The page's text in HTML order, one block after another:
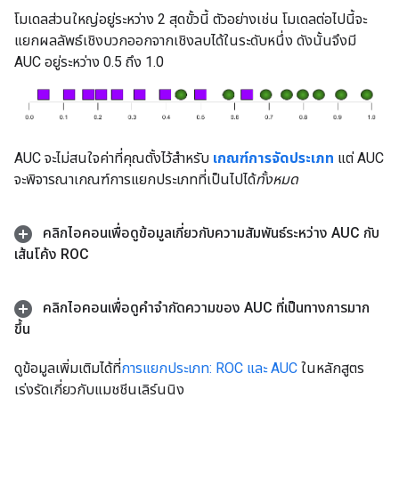
โมเดลส่วนใหญ่อยู่ระหว่าง 2 สุดขั้วนี้ ตัวอย่างเช่น โมเดลต่อไปนี้จะ
แยกผลลัพธ์เชิงบวกออกจากเชิงลบได้ในระดับหนึ่ง ดังนั้นจึงมี
AUC อยู่ระหว่าง 0.5 ถึง 1.0
AUC จะไม่สนใจค่าที่คุณตั้งไว้สำหรับ เกณฑ์การจัดประเภท แต่ AUC
จะพิจารณาเกณฑ์การแยกประเภทที่เป็นไปได้ทั้งหมด
คลิกไอคอนเพื่อดูข้อมูลเกี่ยวกับความสัมพันธ์ระหว่าง AUC กับ
เส้นโค้ง ROC
คลิกไอคอนเพื่อดูคำจำกัดความของ AUC ที่เป็นทางการมาก
ขึ้น
ดูข้อมูลเพิ่มเติมได้ที่การแยกประเภท: ROC และ AUC ในหลักสูตร
เร่งรัดเกี่ยวกับแมชชีนเลิร์นนิง